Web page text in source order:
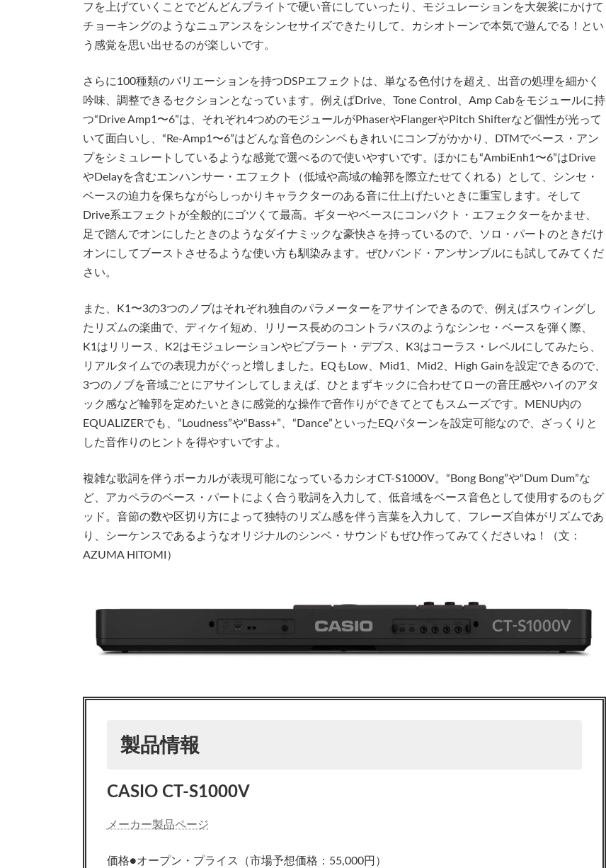
フを上げていくことでどんどんブライトで硬い音にしていったり、モジュレーションを大袈裟にかけて
チョーキングのようなニュアンスをシンセサイズできたりして、カシオトーンで本気で遊んでる！とい
う感覚を思い出せるのが楽しいです。
さらに100種類のバリエーションを持つDSPエフェクトは、単なる色付けを超え、出音の処理を細かく
吟味、調整できるセクションとなっています。例えばDrive、Tone Control、Amp Cabをモジュールに持
つ“Drive Amp1〜6”は、それぞれ4つめのモジュールがPhaserやFlangerやPitch Shifterなど個性が光って
いて面白いし、“Re-Amp1〜6”はどんな音色のシンベもきれいにコンプがかかり、DTMでベース・アン
プをシミュレートしているような感覚で選べるので使いやすいです。ほかにも“AmbiEnh1〜6”はDrive
やDelayを含むエンハンサー・エフェクト（低域や高域の輪郭を際立たせてくれる）として、シンセ・
ベースの迫力を保ちながらしっかりキャラクターのある音に仕上げたいときに重宝します。そして
Drive系エフェクトが全般的にゴツくて最高。ギターやベースにコンパクト・エフェクターをかませ、
足で踏んでオンにしたときのようなダイナミックな豪快さを持っているので、ソロ・パートのときだけ
オンにしてブーストさせるような使い方も馴染みます。ぜひバンド・アンサンブルにも試してみてくだ
さい。
また、K1〜3の3つのノブはそれぞれ独自のパラメーターをアサインできるので、例えばスウィングし
たリズムの楽曲で、ディケイ短め、リリース長めのコントラバスのようなシンセ・ベースを弾く際、
K1はリリース、K2はモジュレーションやビブラート・デプス、K3はコーラス・レベルにしてみたら、
リアルタイムでの表現力がぐっと増しました。EQもLow、Mid1、Mid2、High Gainを設定できるので、
3つのノブを音域ごとにアサインしてしまえば、ひとまずキックに合わせてローの音圧感やハイのアタ
ック感など輪郭を定めたいときに感覚的な操作で音作りができてとてもスムーズです。MENU内の
EQUALIZERでも、“Loudness”や“Bass+”、“Dance”といったEQパターンを設定可能なので、ざっくりと
した音作りのヒントを得やすいですよ。
複雑な歌詞を伴うボーカルが表現可能になっているカシオCT-S1000V。“Bong Bong”や“Dum Dum”な
ど、アカペラのベース・パートによく合う歌詞を入力して、低音域をベース音色として使用するのもグ
ッド。音節の数や区切り方によって独特のリズム感を伴う言葉を入力して、フレーズ自体がリズムであ
り、シーケンスであるようなオリジナルのシンベ・サウンドもぜひ作ってみてくださいね！（文：
AZUMA HITOMI）
製品情報
CASIO CT-S1000V
メーカー製品ページ
価格●オープン・プライス（市場予想価格：55,000円）